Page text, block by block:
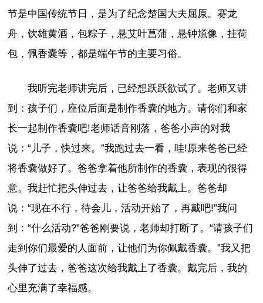
节是中国传统节日，是为了纪念楚国大夫屈原。赛龙
舟，饮雄黄酒，包粽子，悬艾叶菖蒲，悬钟馗像，挂荷
包，佩香囊等，都是端午节的主要习俗。
我听完老师讲完后，已经想跃跃欲试了。老师又讲
到：孩子们，座位后面是制作香囊的地方。请你们和家
长一起制作香囊吧!老师话音刚落，爸爸小声的对我
说：“儿子，快过来。”我跑过去一看，哇!原来爸爸已经
将香囊做好了。爸爸拿着他所制作的香囊，表现的很得
意。我赶忙把头伸过去，让爸爸给我戴上。爸爸却
说：“现在不行，待会儿，活动开始了，再戴吧!”我问
到：“什么活动?”爸爸刚要说，老师却打断了。“请孩子们
走到你们最爱的人面前，让他们为你佩戴香囊。”我又把
头伸了过去，爸爸这次给我戴上了香囊。戴完后，我的
心里充满了幸福感。